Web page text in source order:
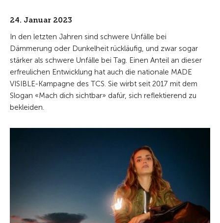
24. Januar 2023
In den letzten Jahren sind schwere Unfälle bei
Dämmerung oder Dunkelheit rückläufig, und zwar sogar
stärker als schwere Unfälle bei Tag. Einen Anteil an dieser
erfreulichen Entwicklung hat auch die nationale MADE
VISIBLE-Kampagne des TCS. Sie wirbt seit 2017 mit dem
Slogan «Mach dich sichtbar» dafür, sich reflektierend zu
bekleiden.